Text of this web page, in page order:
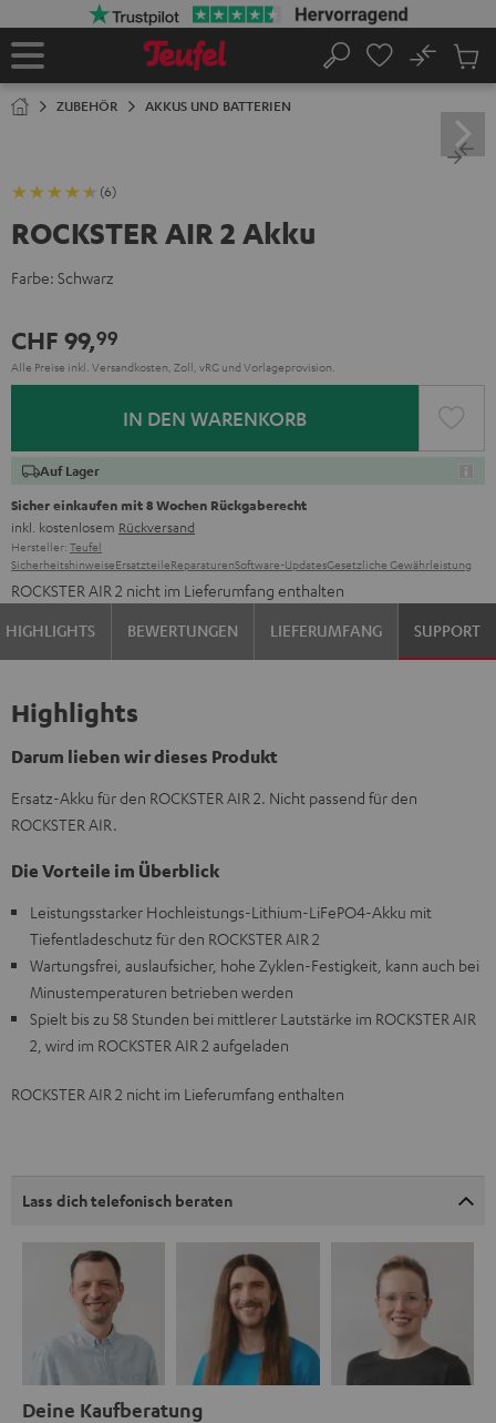
Startseite
Suche
No
ZUBEHÖR AKKUS UND BATTERIEN
(6)
ROCKSTER AIR 2 Akku
Farbe: Schwarz
CHF 99,99
Alle Preise inkl. Versandkosten, Zoll, vRG und Vorlageprovision.
IN DEN WARENKORB
Auf Lager
Sicher einkaufen mit 8 Wochen Rückgaberecht
inkl. kostenlosem Rückversand
Hersteller: Teufel
SicherheitshinweiseErsatzteileReparaturenSoftware-UpdatesGesetzliche Gewährleistung
ROCKSTER AIR 2 nicht im Lieferumfang enthalten
HIGHLIGHTS
BEWERTUNGEN LIEFERUMFANG SUPPORT
Highlights
Darum lieben wir dieses Produkt
Ersatz-Akku für den ROCKSTER AIR 2. Nicht passend für den
ROCKSTER AIR.
Die Vorteile im Überblick
Leistungsstarker Hochleistungs-Lithium-LiFePO4-Akku mit
Tiefentladeschutz für den ROCKSTER AIR 2
Wartungsfrei, auslaufsicher, hohe Zyklen-Festigkeit, kann auch bei
Minustemperaturen betrieben werden
Spielt bis zu 58 Stunden bei mittlerer Lautstärke im ROCKSTER AIR
2, wird im ROCKSTER AIR 2 aufgeladen
ROCKSTER AIR 2 nicht im Lieferumfang enthalten
Lass dich telefonisch beraten
Deine Kaufberatung